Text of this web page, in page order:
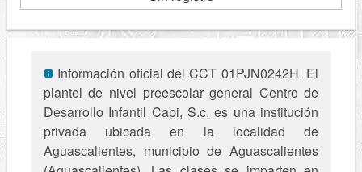
Información oficial del CCT 01PJN0242H. El
plantel de nivel preescolar general Centro de
Desarrollo Infantil Capi, S.c. es una institución
privada ubicada en la localidad de
Aguascalientes, municipio de Aguascalientes